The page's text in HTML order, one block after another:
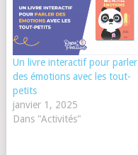
Un livre interactif pour parler
des émotions avec les tout-
petits
janvier 1, 2025
Dans "Activités"